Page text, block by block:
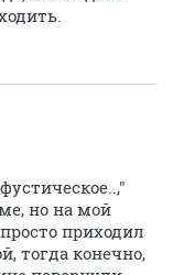
но на мой
приходил
тогда конечно,